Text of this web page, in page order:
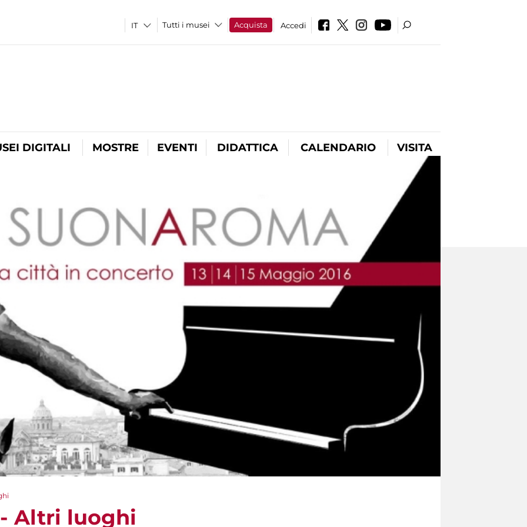
Tutti i musei Acquista Accedi
DIGITALI MOSTRE EVENTI DIDATTICA CALENDARIO VISITA
- Altri luoghi